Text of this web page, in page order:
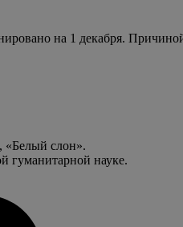
на 1 декабря.
слон».
гуманитарной науке.